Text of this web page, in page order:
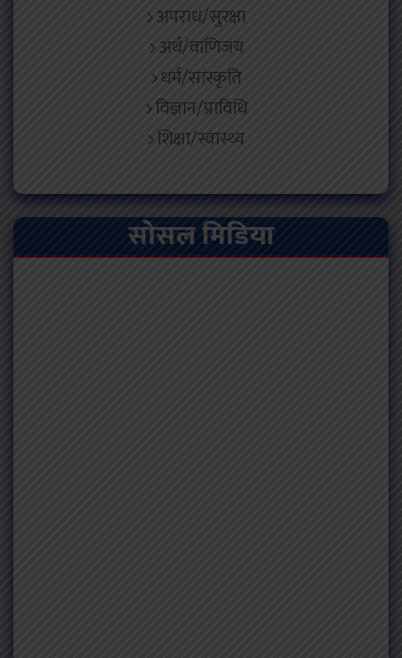
अपराध/सुरक्षा
अर्थ/वाणिजय
धर्म/सांस्कृति
विज्ञान/प्राविधि
शिक्षा/स्वास्थ्य
सोसल मिडिया